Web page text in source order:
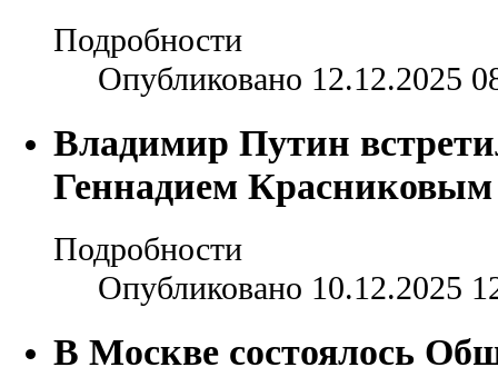
Подробности
Опубликовано 12.12.2025
Владимир Путин
Геннадием Красниковым
Подробности
Опубликовано 10.12.2025
В Москве состоялось